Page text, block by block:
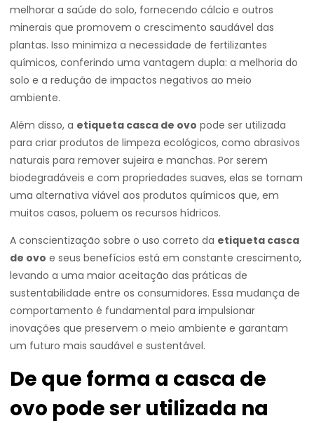
melhorar a saúde do solo, fornecendo cálcio e outros
minerais que promovem o crescimento saudável das
plantas. Isso minimiza a necessidade de fertilizantes
químicos, conferindo uma vantagem dupla: a melhoria do
solo e a redução de impactos negativos ao meio
ambiente.
Além disso, a etiqueta casca de ovo pode ser utilizada
para criar produtos de limpeza ecológicos, como abrasivos
naturais para remover sujeira e manchas. Por serem
biodegradáveis e com propriedades suaves, elas se tornam
uma alternativa viável aos produtos químicos que, em
muitos casos, poluem os recursos hídricos.
A conscientização sobre o uso correto da etiqueta casca
de ovo e seus benefícios está em constante crescimento,
levando a uma maior aceitação das práticas de
sustentabilidade entre os consumidores. Essa mudança de
comportamento é fundamental para impulsionar
inovações que preservem o meio ambiente e garantam
um futuro mais saudável e sustentável.
De que forma a casca de
ovo pode ser utilizada na